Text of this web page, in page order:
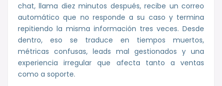
chat, llama diez minutos después, recibe un correo
automático que no responde a su caso y termina
repitiendo la misma información tres veces. Desde
dentro, eso se traduce en tiempos muertos,
métricas confusas, leads mal gestionados y una
experiencia irregular que afecta tanto a ventas
como a soporte.